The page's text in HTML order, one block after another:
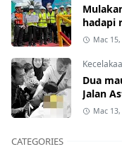
hadapi
Mac
Dua
Jalan
Mac
CATEGORIES